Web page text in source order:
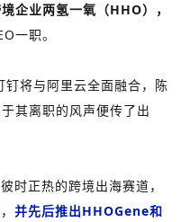
企业两氢一氧 （HHO），
一职。
将与阿里云全面融合，陈
其离职的风声便传了出
时正热的跨境出海赛道，
并先后推出HHOGene和